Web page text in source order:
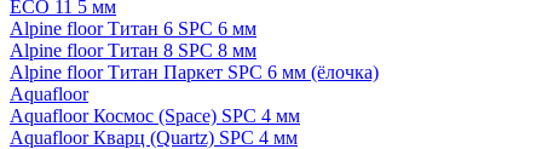
ECO 11 5 мм
Alpine floor Титан 6 SPC 6 мм
Alpine floor Титан 8 SPC 8 мм
Alpine floor Титан Паркет SPC 6 мм (ёлочка)
Aquafloor
Aquafloor Космос (Space) SPC 4 мм
Aquafloor Кварц (Quartz) SPC 4 мм